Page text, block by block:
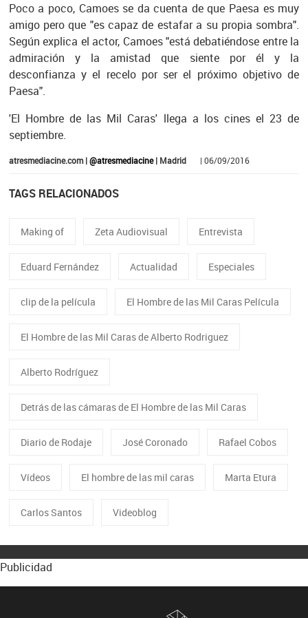
Poco a poco, Camoes se da cuenta de que Paesa es muy
amigo pero que "es capaz de estafar a su propia sombra".
Según explica el actor, Camoes "está debatiéndose entre la
admiración y la amistad que siente por él y la
desconfianza y el recelo por ser el próximo objetivo de
Paesa".
'El Hombre de las Mil Caras' llega a los cines el 23 de
septiembre.
atresmediacine.com |@atresmediacine| Madrid | 06/09/2016
TAGS RELACIONADOS
Making of Zeta Audiovisual Entrevista
Eduard Fernández Actualidad Especiales
clip de la película El Hombre de las Mil Caras Película
El Hombre de las Mil Caras de Alberto Rodriguez
Alberto Rodríguez
Detrás de las cámaras de El Hombre de las Mil Caras
Diario de Rodaje José Coronado Rafael Cobos
Vídeos El hombre de las mil caras Marta Etura
Carlos Santos Videoblog
Publicidad